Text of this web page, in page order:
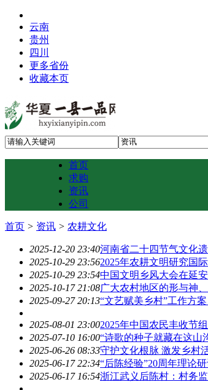
云南
贵州
四川
更多省份
收藏本页
首页
求购
资讯
公司
首页 > 资讯 > 农耕文化
2025-12-20 23:40河南省二十四节气文化
2025-10-29 23:562025年农耕文明研究国
2025-10-29 23:54中国文明乡风大会在延
2025-10-17 21:08广大农村地区的形与神
2025-09-27 20:13“文艺赋美乡村”工作方案
2025-08-01 23:002025年中国农民丰收节
2025-07-10 16:00“诗歌的种子就藏在这
2025-06-26 08:33守护文化根脉 激发乡村
2025-06-17 22:34“后陈经验”20周年理论
2025-06-17 16:54浙江武义后陈村：村务